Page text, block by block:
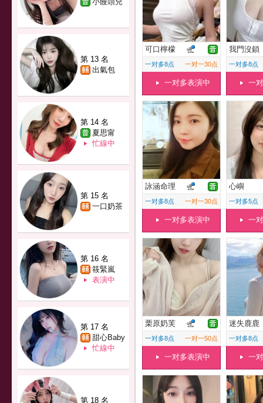
第 13 名
出氣包
第 14 名
夏思甯
忙線中
第 15 名
一口奶茶
第 16 名
筱緊嵐
表演中
第 17 名
甜心Baby
忙線中
第 18 名
可口檸檬
一对多8点 一对一30点
一对多表演中
我門沒鎖
一对多8点
一
詠涵命理
一对多8点 一对一30点
一对多表演中
心嶼
一对多5点
一
栗原奶芙
一对多8点 一对一50点
一对多表演中
迷失鹿鹿
一对多8点
一